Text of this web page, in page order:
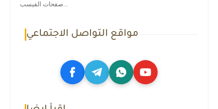
صفحات الفيسب...
مواقع التواصل الاجتماعي